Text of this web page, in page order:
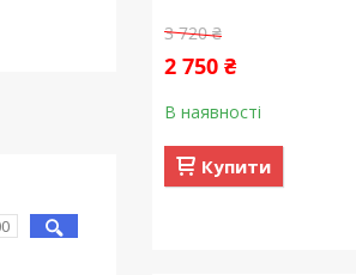
3 720 ₴
2 750 ₴
В наявності
Купити